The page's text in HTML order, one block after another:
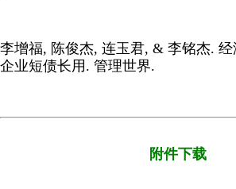
李增福, 陈俊杰, 连玉君, & 李铭杰.
企业短债长用. 管理世界.
附件下载